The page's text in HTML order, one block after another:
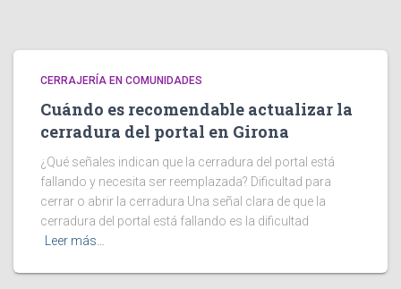
CERRAJERÍA EN COMUNIDADES
Cuándo es recomendable actualizar la
cerradura del portal en Girona
¿Qué señales indican que la cerradura del portal está
fallando y necesita ser reemplazada? Dificultad para
cerrar o abrir la cerradura Una señal clara de que la
cerradura del portal está fallando es la dificultad
Leer más…